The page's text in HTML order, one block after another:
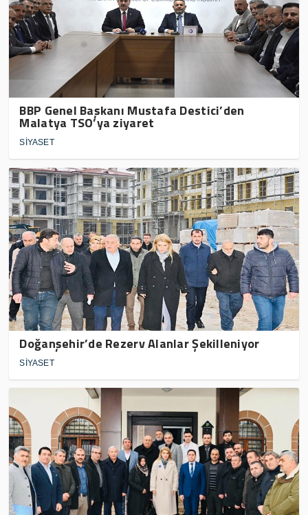
BBP Genel Başkanı Mustafa Destici’den
Malatya TSO’ya ziyaret
SİYASET
Doğanşehir’de Rezerv Alanlar Şekilleniyor
SİYASET